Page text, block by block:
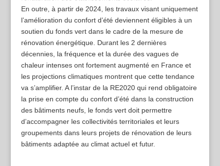
En outre, à partir de 2024, les travaux visant uniquement
l’amélioration du confort d’été deviennent éligibles à un
soutien du fonds vert dans le cadre de la mesure de
rénovation énergétique. Durant les 2 dernières
décennies, la fréquence et la durée des vagues de
chaleur intenses ont fortement augmenté en France et
les projections climatiques montrent que cette tendance
va s’amplifier. A l’instar de la RE2020 qui rend obligatoire
la prise en compte du confort d’été dans la construction
des bâtiments neufs, le fonds vert doit permettre
d’accompagner les collectivités territoriales et leurs
groupements dans leurs projets de rénovation de leurs
bâtiments adaptée au climat actuel et futur.